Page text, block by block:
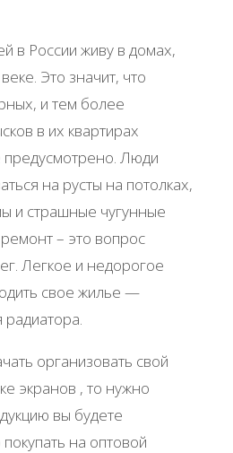
в России живу в домах,
Это значит, что
и тем более
в их квартирах
предусмотрено. Люди
на русты на потолках,
и страшные чугунные
– это вопрос
Легкое и недорогое
свое жилье —
радиатора.
организовать свой
экранов , то нужно
вы будете
на оптовой